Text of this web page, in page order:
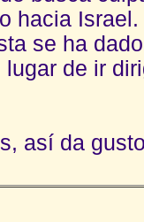
hacia
se ha
de ir
así da